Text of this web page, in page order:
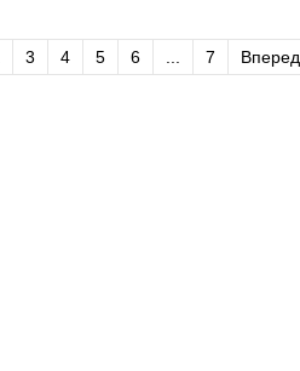
3 4 5 6 7 Вперед